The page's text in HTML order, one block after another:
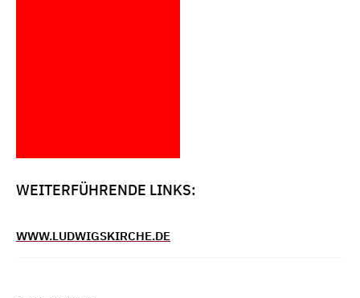
WEITERFÜHRENDE LINKS:
WWW.LUDWIGSKIRCHE.DE